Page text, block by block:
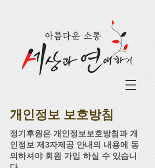
개인정보 보호방침
정기후원은 개인정보보호방침과 개
인정보 제3자제공 안내의 내용에 동
의하셔야 회원 가입 하실 수 있습니